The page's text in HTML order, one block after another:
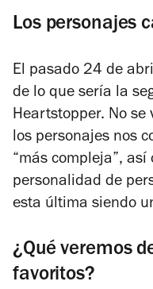
Los personajes
El pasado 24 de
de lo que sería la
Heartstopper. No
los personajes nos
“más compleja”,
personalidad de
esta última siendo
¿Qué veremos
favoritos?